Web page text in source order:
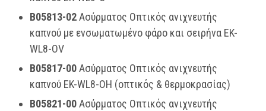
B05813-02Ασύρματος Οπτικός ανιχνευτής
καπνού με ενσωματωμένο φάρο και σειρήνα EK-
WL8-OV
B05817-00Ασύρματος Οπτικός ανιχνευτής
καπνού EK-WL8-OH (οπτικός & θερμοκρασίας)
B05821-00Ασύρματος Οπτικός ανιχνευτής